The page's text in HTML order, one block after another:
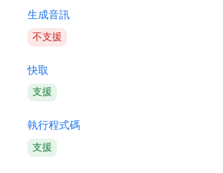
生成音訊
不支援
快取
支援
執行程式碼
支援